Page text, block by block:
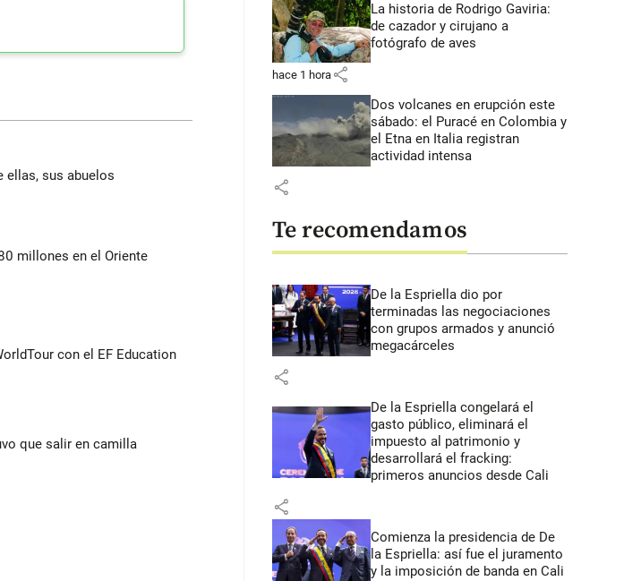
ellas, sus abuelos
millones en el Oriente
con el EF Education
que salir en camilla
La historia de Rodrigo Gaviria:
de cazador y cirujano a
fotógrafo de aves
hace 1 hora share
Dos volcanes en erupción este
sábado: el Puracé en Colombia y
el Etna en Italia registran
actividad intensa
share
Te recomendamos
De la Espriella dio por
terminadas las negociaciones
con grupos armados y anunció
megacárceles
share
De la Espriella congelará el
gasto público, eliminará el
impuesto al patrimonio y
desarrollará el fracking:
primeros anuncios desde Cali
share
Comienza la presidencia de De
la Espriella: así fue el juramento
y la imposición de banda en Cali